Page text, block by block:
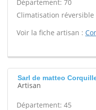
Département: 70
Climatisation réversible
Voir la fiche artisan :
Sarl de matteo
Artisan
Département: 45